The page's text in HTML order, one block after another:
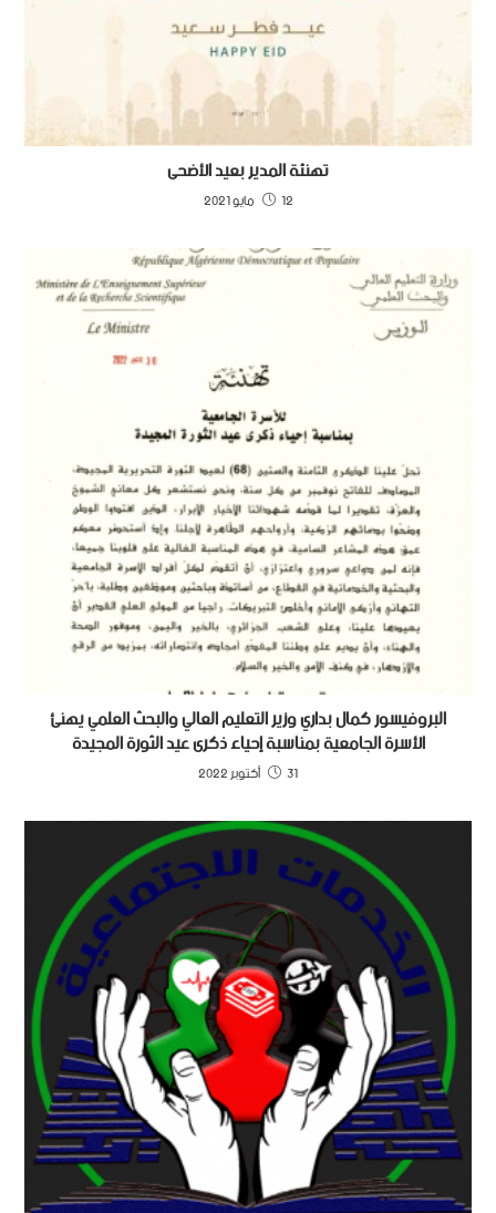
تهنئة المدير بعيد الأضحى
12 مايو 2021
البروفيسور كمال بداري وزير التعليم العالي والبحث العلمي يهنئ
الأسرة الجامعية بمناسبة إحياء ذكرى عيد الثورة المجيدة
31 أكتوبر 2022